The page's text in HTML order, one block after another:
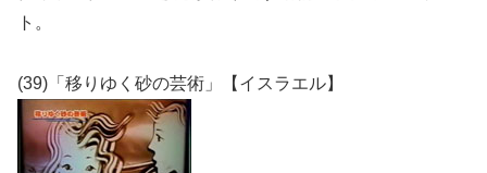
ト。
(39)「移りゆく砂の芸術」【イスラエル】